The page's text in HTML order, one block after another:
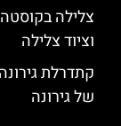
צלילה
וציוד צלילה
של גירונה